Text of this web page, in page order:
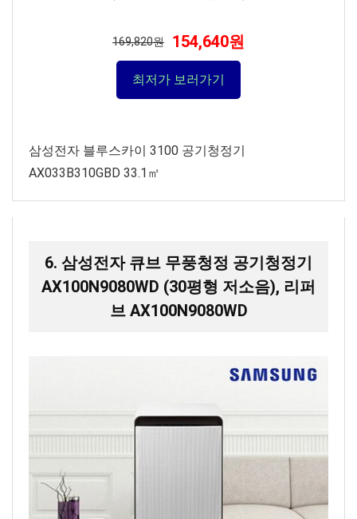
169,820원 154,640원
최저가 보러가기
삼성전자 블루스카이 3100 공기청정기
AX033B310GBD 33.1㎡
6. 삼성전자 큐브 무풍청정 공기청정기
AX100N9080WD (30평형 저소음), 리퍼
브 AX100N9080WD